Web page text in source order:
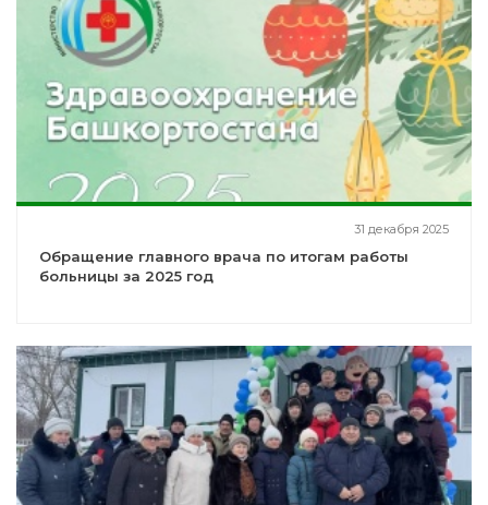
31 декабря 2025
Обращение главного врача по итогам работы
больницы за 2025 год